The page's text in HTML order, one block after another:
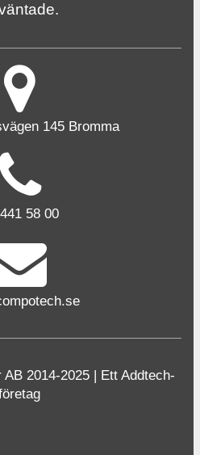
145 Bromma
58 00
2014-2025 | Ett Addtech-